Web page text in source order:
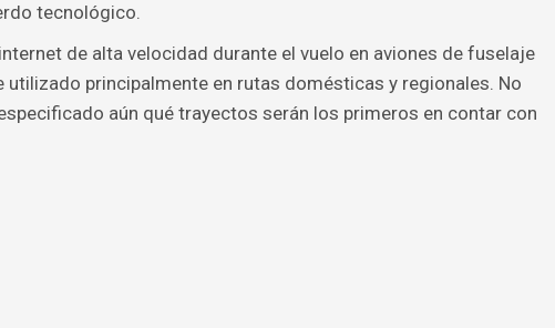
tecnológico.
de alta velocidad durante el vuelo en aviones de fuselaje
utilizado principalmente en rutas domésticas y regionales. No
aún qué trayectos serán los primeros en contar con